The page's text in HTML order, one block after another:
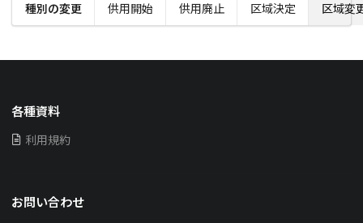
種別の変更 供用開始 供用廃止 区域決定 区域変
各種資料
利用規約
お問い合わせ